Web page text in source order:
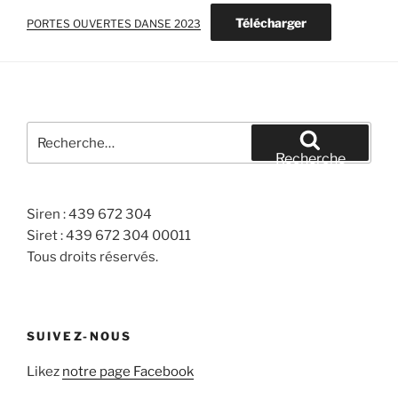
PORTES OUVERTES DANSE 2023 Télécharger
pour
Recherche
Siren : 439 672 304
Siret : 439 672 304 00011
Tous droits réservés.
SUIVEZ-NOUS
Likez notre page Facebook